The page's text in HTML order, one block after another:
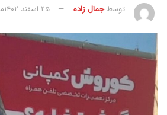
توسطجمال زاده ۲۵ اسفند ۱۴۰۲